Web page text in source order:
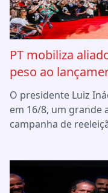
PT mobiliza
peso ao
O presidente Luiz
em 16/8, um grande
campanha de